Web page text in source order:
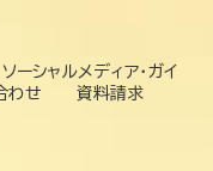
ソーシャルメディア・ガイ
わせ
資料請求